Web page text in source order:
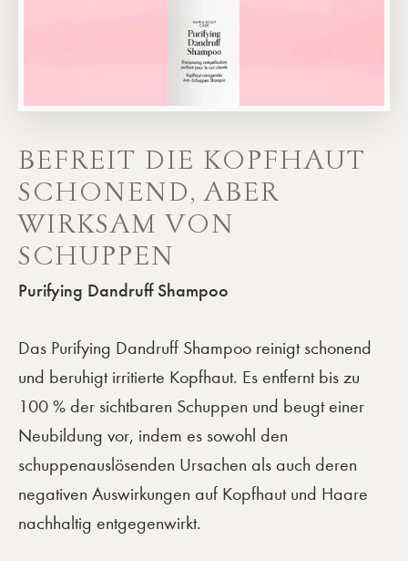
BEFREIT DIE KOPFHAUT
SCHONEND, ABER
WIRKSAM VON
SCHUPPEN
Purifying Dandruff Shampoo
Das Purifying Dandruff Shampoo reinigt schonend
und beruhigt irritierte Kopfhaut. Es entfernt bis zu
100 % der sichtbaren Schuppen und beugt einer
Neubildung vor, indem es sowohl den
schuppenauslösenden Ursachen als auch deren
negativen Auswirkungen auf Kopfhaut und Haare
nachhaltig entgegenwirkt.